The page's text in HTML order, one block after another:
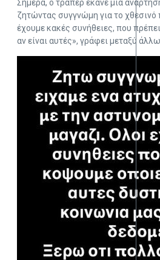
Σήμερα, ο τράπερ έκανε μία
ζητώντας συγγνώμη για το χθεσινό
έχουμε κακές συνήθειες, που
αν είναι αυτές», γράφει μεταξύ